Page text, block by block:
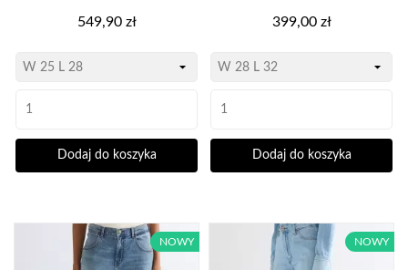
Cena
549,90 zł
Dodaj do koszyka
Cena
399,00 zł
Dodaj do koszyka
NOWY NOWY